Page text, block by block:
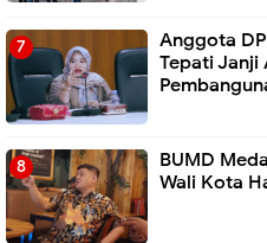
Anggota
Tepati Janji
BUMD
Wali Kota